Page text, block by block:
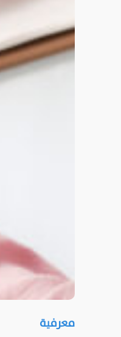
معرفية